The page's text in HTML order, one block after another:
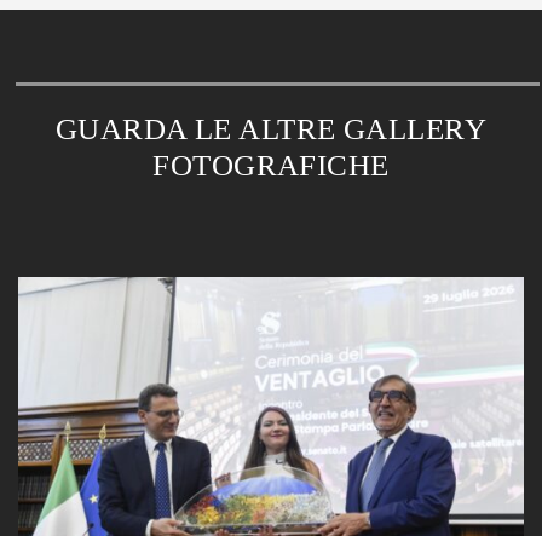
GUARDA LE ALTRE GALLERY
FOTOGRAFICHE